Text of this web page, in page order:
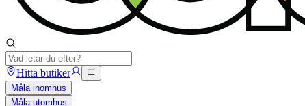
Hitta butiker
Måla inomhus
Måla utomhus